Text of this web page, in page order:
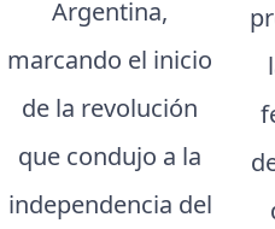
Argentina,
marcando el inicio
de la revolución
que condujo a la
independencia del